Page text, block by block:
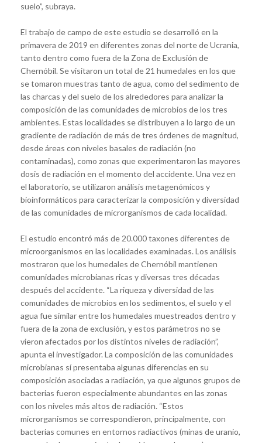
suelo”, subraya.
El trabajo de campo de este estudio se desarrolló en la
primavera de 2019 en diferentes zonas del norte de Ucrania,
tanto dentro como fuera de la Zona de Exclusión de
Chernóbil. Se visitaron un total de 21 humedales en los que
se tomaron muestras tanto de agua, como del sedimento de
las charcas y del suelo de los alrededores para analizar la
composición de las comunidades de microbios de los tres
ambientes. Estas localidades se distribuyen a lo largo de un
gradiente de radiación de más de tres órdenes de magnitud,
desde áreas con niveles basales de radiación (no
contaminadas), como zonas que experimentaron las mayores
dosis de radiación en el momento del accidente. Una vez en
el laboratorio, se utilizaron análisis metagenómicos y
bioinformáticos para caracterizar la composición y diversidad
de las comunidades de microrganismos de cada localidad.
El estudio encontró más de 20.000 taxones diferentes de
microorganismos en las localidades examinadas. Los análisis
mostraron que los humedales de Chernóbil mantienen
comunidades microbianas ricas y diversas tres décadas
después del accidente. “La riqueza y diversidad de las
comunidades de microbios en los sedimentos, el suelo y el
agua fue similar entre los humedales muestreados dentro y
fuera de la zona de exclusión, y estos parámetros no se
vieron afectados por los distintos niveles de radiación”,
apunta el investigador. La composición de las comunidades
microbianas sí presentaba algunas diferencias en su
composición asociadas a radiación, ya que algunos grupos de
bacterias fueron especialmente abundantes en las zonas
con los niveles más altos de radiación. “Estos
microrganismos se correspondieron, principalmente, con
bacterias comunes en entornos radiactivos (minas de uranio,